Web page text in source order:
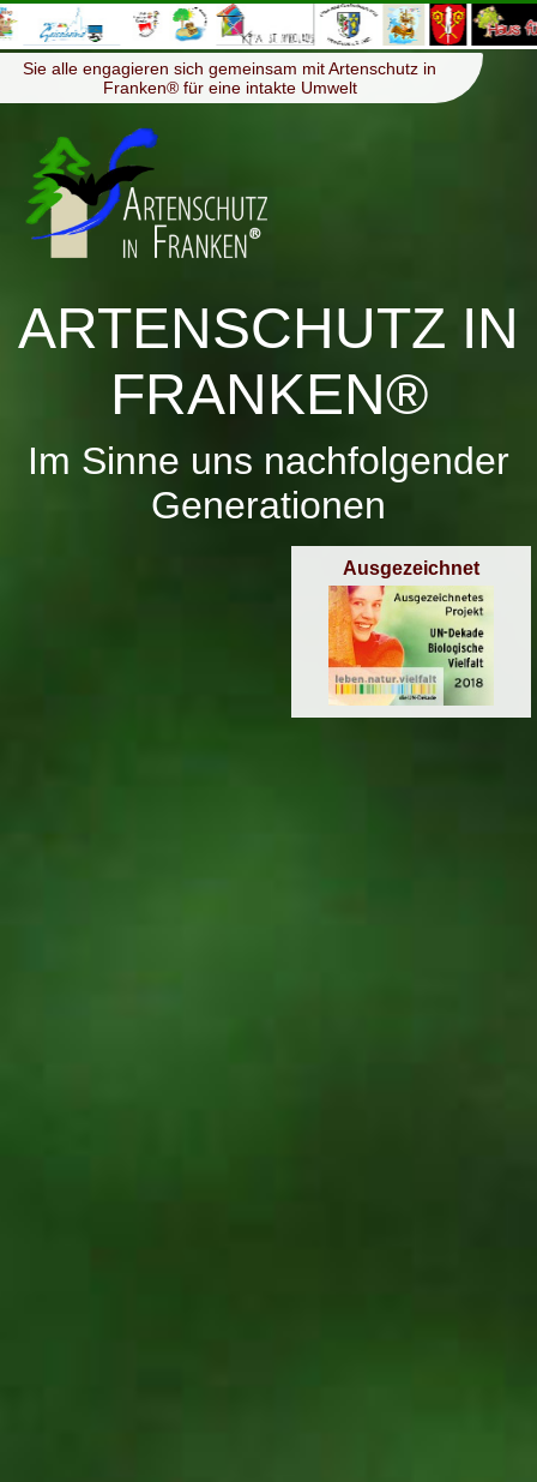
Menü ≡
Sie alle engagieren sich gemeinsam mit Artenschutz in
Franken® für eine intakte Umwelt
ARTENSCHUTZ IN
FRANKEN®
Im Sinne uns nachfolgender
Generationen
Ausgezeichnet